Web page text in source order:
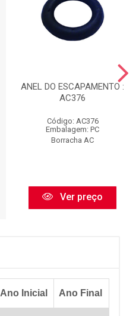
ANEL DO ESCAPAMENTO :
AC376
Código: AC376
Embalagem: PC
Borracha AC
Ver preço
Ano Inicial Ano Final